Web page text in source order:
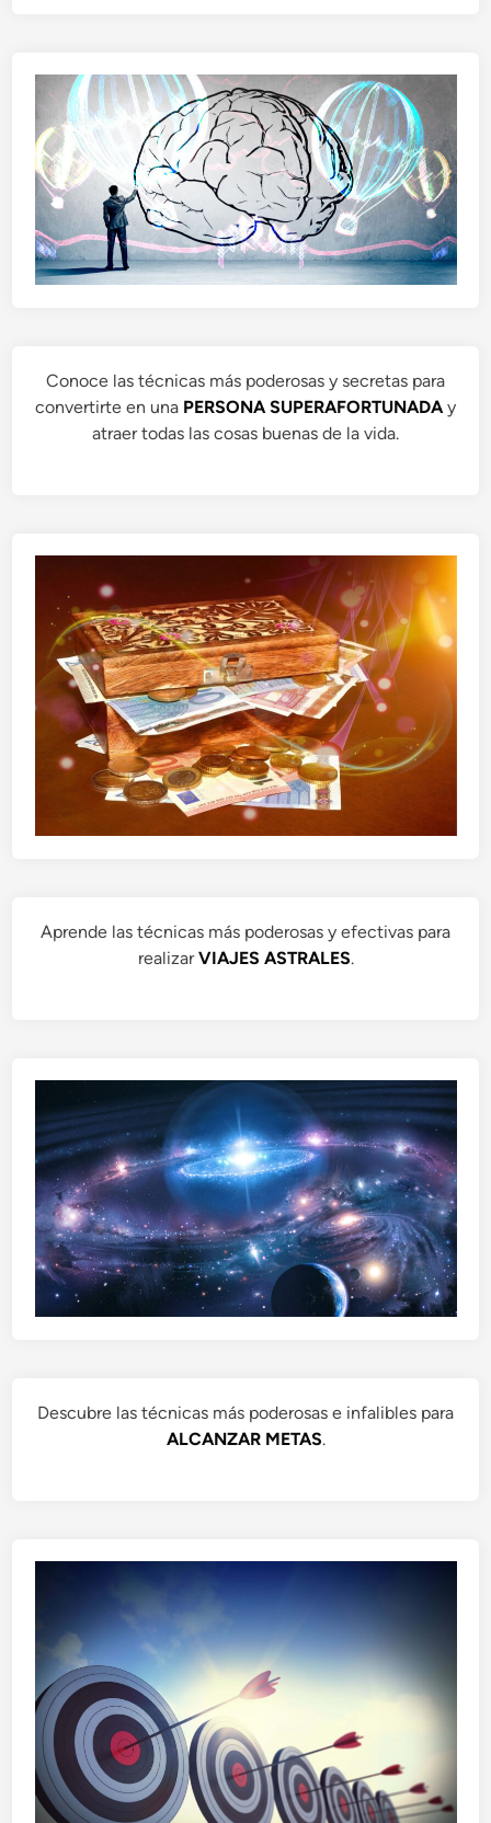
Conoce las técnicas más poderosas y secretas para
convertirte en una PERSONA SUPERAFORTUNADA y
atraer todas las cosas buenas de la vida.
Aprende las técnicas más poderosas y efectivas para
realizarVIAJES ASTRALES.
Descubre las técnicas más poderosas e infalibles para
ALCANZAR METAS.